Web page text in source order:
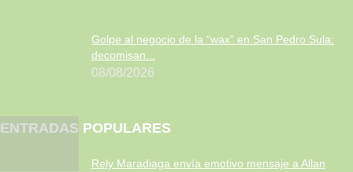
Golpe al negocio de la “wax” en San Pedro Sula:
decomisan...
08/08/2026
ENTRADAS POPULARES
Rely Maradiaga envía emotivo mensaje a Allan